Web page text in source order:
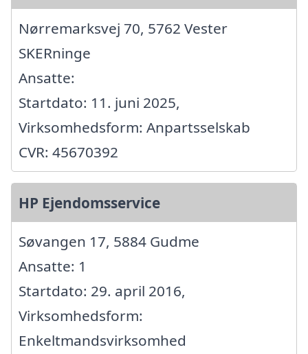
Nørremarksvej 70, 5762 Vester
SKERninge
Ansatte:
Startdato: 11. juni 2025,
Virksomhedsform: Anpartsselskab
CVR: 45670392
HP Ejendomsservice
Søvangen 17, 5884 Gudme
Ansatte: 1
Startdato: 29. april 2016,
Virksomhedsform:
Enkeltmandsvirksomhed